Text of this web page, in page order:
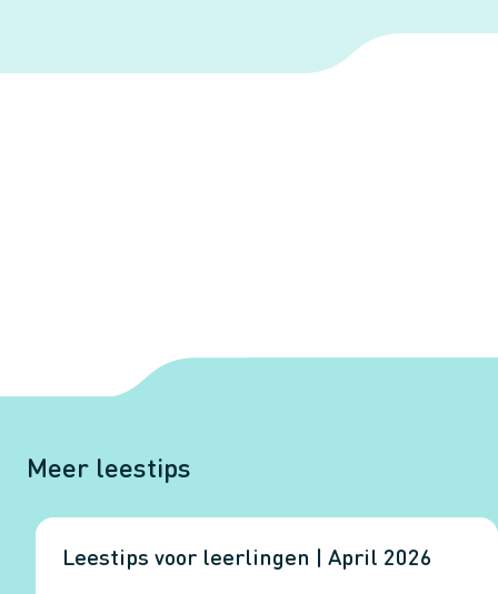
Meer leestips
Leestips voor leerlingen | April 2026